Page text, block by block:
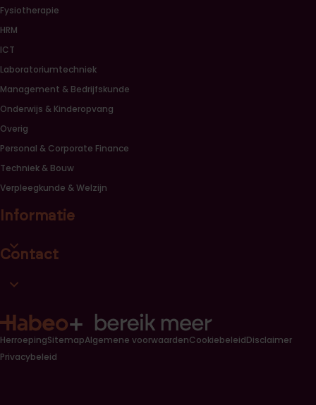
Fysiotherapie
HRM
ICT
Laboratoriumtechniek
Management & Bedrijfskunde
Onderwijs & Kinderopvang
Overig
Personal & Corporate Finance
Techniek & Bouw
Verpleegkunde & Welzijn
Informatie
Open informatie link lijst
Contact
Open contact link lijst
HerroepingSitemapAlgemene voorwaardenCookiebeleidDisclaimer
Privacybeleid